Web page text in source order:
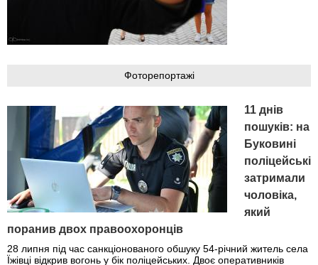
Фоторепортажі
11 днів
пошуків: на
Буковині
поліцейські
затримали
чоловіка,
який
поранив двох правоохоронців
28 липня під час санкціонованого обшуку 54-річний житель села
Їжівці відкрив вогонь у бік поліцейських. Двоє оперативників